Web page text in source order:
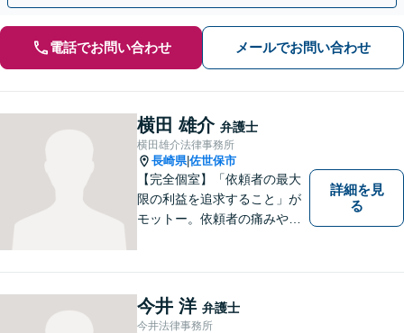
電話でお問い合わせ メールでお問い合わせ
横田 雄介 弁護士
横田雄介法律事務所
長崎県|佐世保市
【完全個室】「依頼者の最大
限の利益を追求すること」が
モットー。依頼者の痛みや苦
す。他士業連携でワンストッ
プの手続きが可能◎【駐車場
あり】
詳細を見
る
今井 洋 弁護士
今井法律事務所